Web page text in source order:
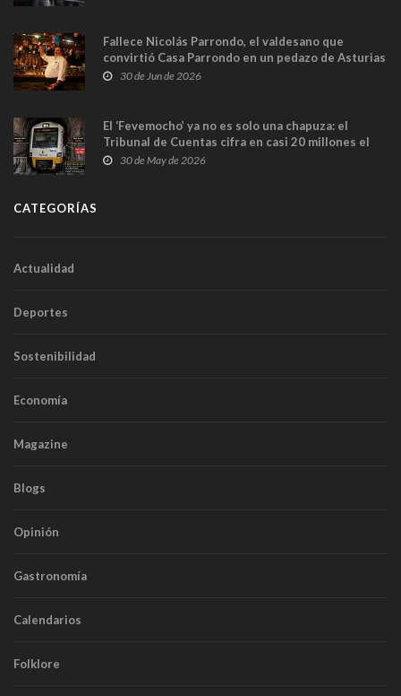
Fallece Nicolás Parrondo, el valdesano que
convirtió Casa Parrondo en un pedazo de Asturias
en Madrid
30 de Jun de 2026
El ‘Fevemocho’ ya no es solo una chapuza: el
Tribunal de Cuentas cifra en casi 20 millones el
sobrecoste de los trenes que no cabían por los
30 de May de 2026
CATEGORÍAS
Actualidad
Deportes
Sostenibilidad
Economía
Magazine
Blogs
Opinión
Gastronomía
Calendarios
Folklore